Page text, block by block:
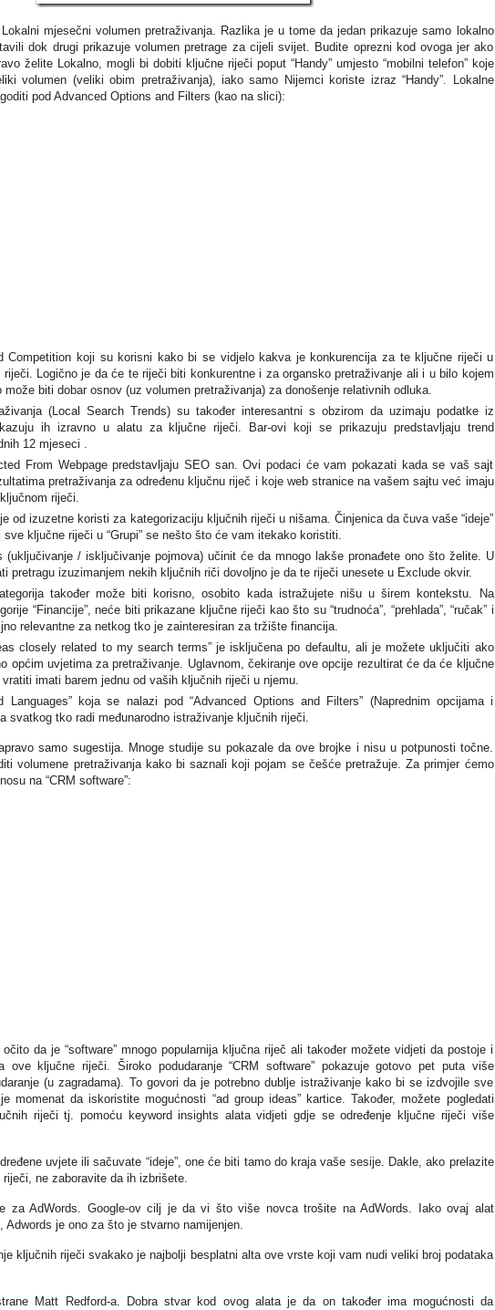
mjesečni volumen pretraživanja. Razlika je u tome da jedan prikazuje samo lokalno
dok drugi prikazuje volumen pretrage za cijeli svijet. Budite oprezni kod ovoga jer ako
želite Lokalno, mogli bi dobiti ključne riječi poput “Handy” umjesto “mobilni telefon” koje
volumen (veliki obim pretraživanja), iako samo Nijemci koriste izraz “Handy”. Lokalne
pod Advanced Options and Filters (kao na slici):
Competition koji su korisni kako bi se vidjelo kakva je konkurencija za te ključne riječi u
riječi. Logično je da će te riječi biti konkurentne i za organsko pretraživanje ali i u bilo kojem
biti dobar osnov (uz volumen pretraživanja) za donošenje relativnih odluka.
(Local Search Trends) su također interesantni s obzirom da uzimaju podatke iz
ih izravno u alatu za ključne riječi. Bar-ovi koji se prikazuju predstavljaju trend
12 mjeseci .
From Webpage predstavljaju SEO san. Ovi podaci će vam pokazati kada se vaš sajt
pretraživanja za određenu ključnu riječ i koje web stranice na vašem sajtu već imaju
riječi.
od izuzetne koristi za kategorizaciju ključnih riječi u nišama. Činjenica da čuva vaše “ideje”
ključne riječi u “Grupi” se nešto što će vam itekako koristiti.
(uključivanje / isključivanje pojmova) učinit će da mnogo lakše pronađete ono što želite. U
pretragu izuzimanjem nekih ključnih riči dovoljno je da te riječi unesete u Exclude okvir.
također može biti korisno, osobito kada istražujete nišu u širem kontekstu. Na
“Financije”, neće biti prikazane ključne riječi kao što su “trudnoća”, “prehlada”, “ručak” i
relevantne za netkog tko je zainteresiran za tržište financija.
closely related to my search terms” je isključena po defaultu, ali je možete uključiti ako
općim uvjetima za pretraživanje. Uglavnom, čekiranje ove opcije rezultirat će da će ključne
imati barem jednu od vaših ključnih riječi u njemu.
Languages” koja se nalazi pod “Advanced Options and Filters” (Naprednim opcijama i
svatkog tko radi međunarodno istraživanje ključnih riječi.
samo sugestija. Mnoge studije su pokazale da ove brojke i nisu u potpunosti točne.
volumene pretraživanja kako bi saznali koji pojam se češće pretražuje. Za primjer ćemo
na “CRM software”:
da je “software” mnogo popularnija ključna riječ ali također možete vidjeti da postoje i
ove ključne riječi. Široko podudaranje “CRM software” pokazuje gotovo pet puta više
(u zagradama). To govori da je potrebno dublje istraživanje kako bi se izdvojile sve
momenat da iskoristite mogućnosti “ad group ideas” kartice. Također, možete pogledati
riječi tj. pomoću keyword insights alata vidjeti gdje se određenje ključne riječi više
uvjete ili sačuvate “ideje”, one će biti tamo do kraja vaše sesije. Dakle, ako prelazite
ne zaboravite da ih izbrišete.
za AdWords. Google-ov cilj je da vi što više novca trošite na AdWords. Iako ovaj alat
Adwords je ono za što je stvarno namijenjen.
ključnih riječi svakako je najbolji besplatni alta ove vrste koji vam nudi veliki broj podataka
Matt Redford-a. Dobra stvar kod ovog alata je da on također ima mogućnosti da